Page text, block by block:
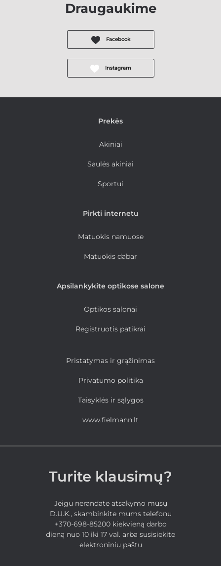
Draugaukime
Facebook
Instagram
Prekės
Akiniai
Saulės akiniai
Sportui
Pirkti internetu
Matuokis namuose
Matuokis dabar
Apsilankykite optikose salone
Optikos salonai
Registruotis patikrai
Pristatymas ir grąžinimas
Privatumo politika
Taisyklės ir sąlygos
www.fielmann.lt
Turite klausimų?
Jeigu nerandate atsakymo mūsų
D.U.K., skambinkite mums telefonu
+370-698-85200 kiekvieną darbo
dieną nuo 10 iki 17 val. arba susisiekite
elektroniniu paštu